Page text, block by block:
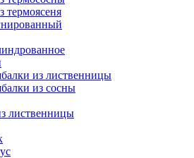
термоясеня
из лиственницы
из сосны
лиственницы